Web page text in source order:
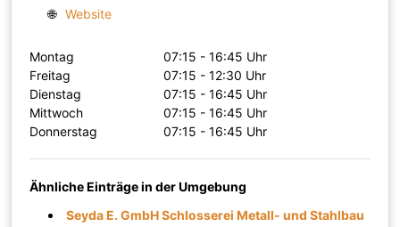
🌐 Website
Montag
07:15 - 16:45 Uhr
Freitag
07:15 - 12:30 Uhr
Dienstag
07:15 - 16:45 Uhr
Mittwoch
07:15 - 16:45 Uhr
Donnerstag
07:15 - 16:45 Uhr
Ähnliche Einträge in der Umgebung
Seyda E. GmbH Schlosserei Metall- und Stahlbau